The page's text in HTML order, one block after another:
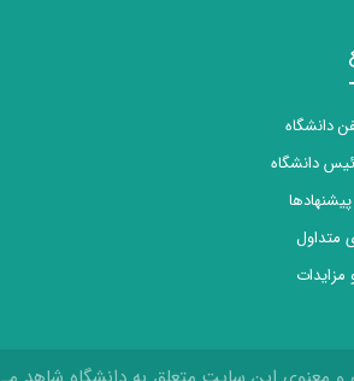
دانشگاه
دانشگاه
پیشنهادها
مزایدات